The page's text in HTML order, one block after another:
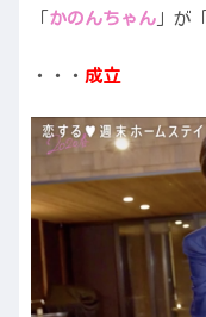
「 かのんちゃん 」が「
・・・ 成立